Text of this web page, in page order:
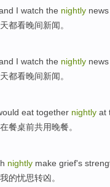
I watch the nightly
都看晚间新闻。
I watch the nightly
都看晚间新闻。
eat together nightly at
餐桌前共用晚餐。
nightly make grief's
我的忧思转凶。